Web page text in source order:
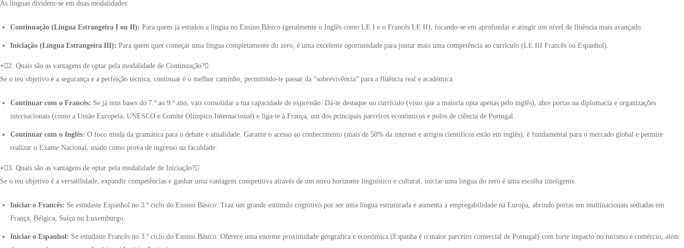
As línguas dividem-se em duas modalidades:
Continuação (Língua Estrangeira I ou II): Para quem já estudou a língua no Ensino Básico (geralmente o Inglês como LE I e o Francês LE II), focando-se em aprofundar e atingir um nível de fluência mais avançado.
Iniciação (Língua Estrangeira III): Para quem quer começar uma língua completamente do zero, é uma excelente oportunidade para juntar mais uma competência ao currículo (LE III Francês ou Espanhol).
2. Quais são as vantagens de optar pela modalidade de Continuação?
Se o teu objetivo é a segurança e a perfeição técnica, continuar é o melhor caminho, permitindo-te passar da “sobrevivência” para a fluência real e académica.
Continuar com o Francês: Se já tens bases do 7.º ao 9.º ano, vais consolidar a tua capacidade de expressão. Dá-te destaque no currículo (visto que a maioria opta apenas pelo inglês), abre portas na diplomacia e organizações
internacionais (como a União Europeia, UNESCO e Comité Olímpico Internacional) e liga-te à França, um dos principais parceiros económicos e polos de ciência de Portugal.
Continuar com o Inglês: O foco muda da gramática para o debate e atualidade. Garante o acesso ao conhecimento (mais de 50% da internet e artigos científicos estão em inglês), é fundamental para o mercado global e permite
realizar o Exame Nacional, usado como prova de ingresso na faculdade.
3. Quais são as vantagens de optar pela modalidade de Iniciação?
Se o teu objetivo é a versatilidade, expandir competências e ganhar uma vantagem competitiva através de um novo horizonte linguístico e cultural, iniciar uma língua do zero é uma escolha inteligente.
Iniciar o Francês: Se estudaste Espanhol no 3.º ciclo do Ensino Básico. Traz um grande estímulo cognitivo por ser uma língua estruturada e aumenta a empregabilidade na Europa, abrindo portas em multinacionais sediadas em
França, Bélgica, Suíça ou Luxemburgo.
Iniciar o Espanhol: Se estudaste Francês no 3.º ciclo do Ensino Básico. Oferece uma enorme proximidade geográfica e económica (Espanha é o maior parceiro comercial de Portugal) com forte impacto no turismo e comércio, além